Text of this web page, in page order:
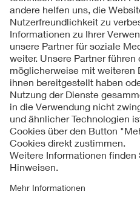
Kontakte
Service
Impressum
Datenschutzinformationen
Cookie Hinweise